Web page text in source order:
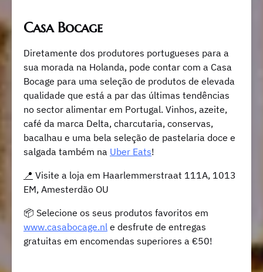
Casa Bocage
Diretamente dos produtores portugueses para a
sua morada na Holanda, pode contar com a Casa
Bocage para uma seleção de produtos de elevada
qualidade que está a par das últimas tendências
no sector alimentar em Portugal. Vinhos, azeite,
café da marca Delta, charcutaria, conservas,
bacalhau e uma bela seleção de pastelaria ​​doce e
salgada também na Uber Eats!
📍 Visite a loja em Haarlemmerstraat 111A, 1013
EM, Amesterdão OU
📦 Selecione os seus produtos favoritos em
www.casabocage.nl e desfrute de entregas
gratuitas em encomendas superiores a €50!